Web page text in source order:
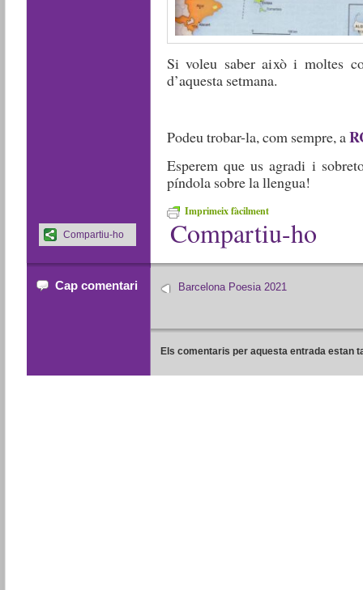
Si voleu saber això i moltes
d’aquesta setmana.
Podeu trobar-la, com sempre, a
Esperem que us agradi i
píndola sobre la llengua!
Imprimeix fàcilment
Compartiu-ho
Compartiu-ho
Cap comentari Barcelona Poesia 2021
Els comentaris per aquesta entrada estan